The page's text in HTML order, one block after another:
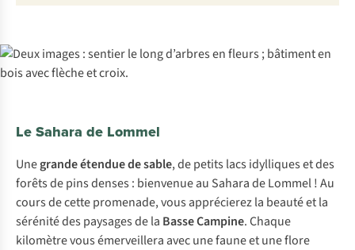
Le Sahara de Lommel
Unegrande étendue de sable, de petits lacs idylliques et des
forêts de pins denses : bienvenue au Sahara de Lommel ! Au
cours de cette promenade, vous apprécierez la beauté et la
sérénité des paysages de la Basse Campine. Chaque
kilomètre vous émerveillera avec une faune et une flore